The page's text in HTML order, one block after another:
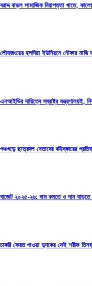
বরাদ্দ বাড়ল সামাজিক নিরাপত্তা খাতে,
লৌহজংয়ের হলদিয়া ইউনিয়নে নৌকার মাঝি
এনআইডির দায়িত্বে স্বরাষ্ট্র মন্ত্রণালয়ই,
পঞ্চগড়ে ছাত্রদল নেতাদের বহিস্কারের
বাজেট ২০২৫-২৬: দাম কমতে ও দাম বাড়তে
চাকরি ফেরত পাওয়া দুদকের সেই শরীফ